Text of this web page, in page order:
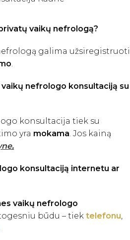
vaikų nefrologą?
galima užsiregistruoti
.
nefrologo konsultaciją su
konsultacija tiek su
yra mokama. Jos kainą
.
konsultaciją internetu ar
vaikų nefrologo
būdu – tiek telefonu,